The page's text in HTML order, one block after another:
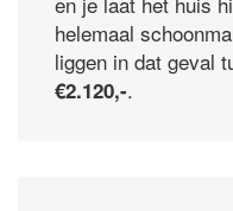
helemaal
liggen in dat geval
€2.120,-.